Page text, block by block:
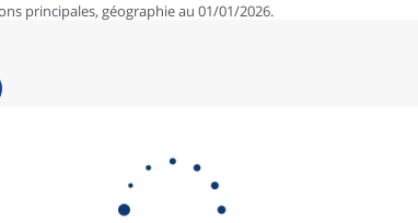
principales, géographie au 01/01/2026.